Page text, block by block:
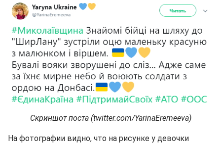
Скриншот поста (twitter.com/YarinaEremeeva)
На фотографии видно, что на рисунке у девочки